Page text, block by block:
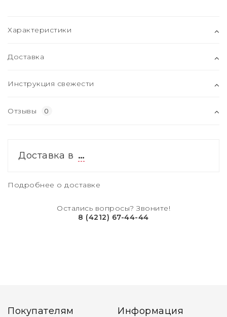
Характеристики
Доставка
Инструкция свежести
Отзывы 0
Доставка в …
Подробнее о доставке
Остались вопросы? Звоните!
8 (4212) 67-44-44
Покупателям Информация